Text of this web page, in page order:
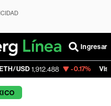
Ingresar
1,912.488 -0.17% Visa 367.94